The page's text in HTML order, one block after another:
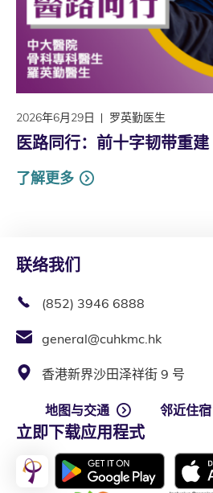
2026年6月29日 罗英勤医生
医路同行：前十字韧带重
了解更多
联络我们
(852) 3946 6888
general@cuhkmc.hk
香港新界沙田泽祥街 9 号
地图与交通 邻近住宿
立即下载应用程式